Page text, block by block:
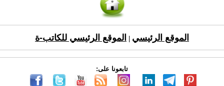
الموقع الرئيسي الموقع الرئيسي للكاتب-ة
تابعونا على: